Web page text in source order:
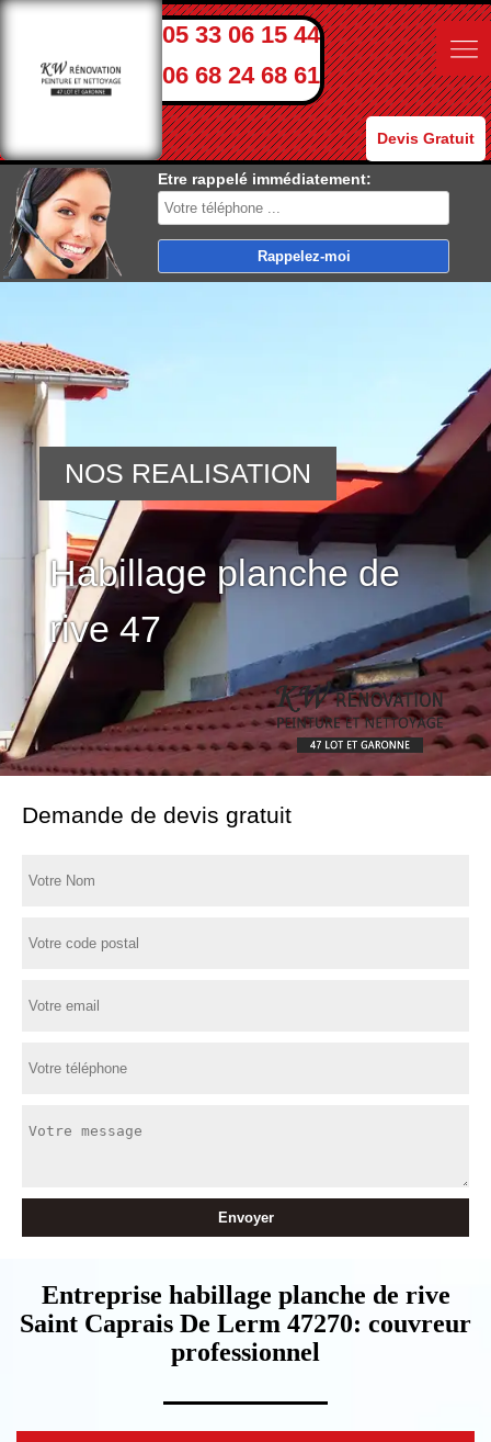
05 33 06 15 44
06 68 24 68 61
Devis Gratuit
Etre rappelé immédiatement:
Habillage planche de
rive 47
NOS REALISATION
Demande de devis gratuit
Entreprise habillage planche de rive
Saint Caprais De Lerm 47270: couvreur
professionnel